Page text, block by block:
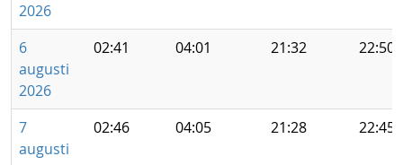
2026
6
augusti
2026
02:41 04:01 21:32 22:50
7
augusti
02:46 04:05 21:28 22:45